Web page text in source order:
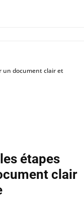
un document clair et
étapes
clair